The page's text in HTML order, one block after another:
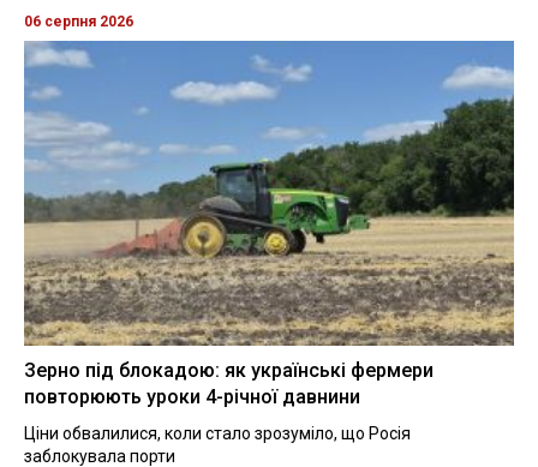
06 серпня 2026
Зерно під блокадою: як українські фермери
повторюють уроки 4-річної давнини
Ціни обвалилися, коли стало зрозуміло, що Росія
заблокувала порти